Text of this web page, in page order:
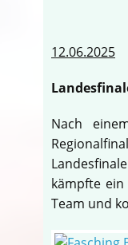
12.06.2025
Nach
kämpfte
Team und